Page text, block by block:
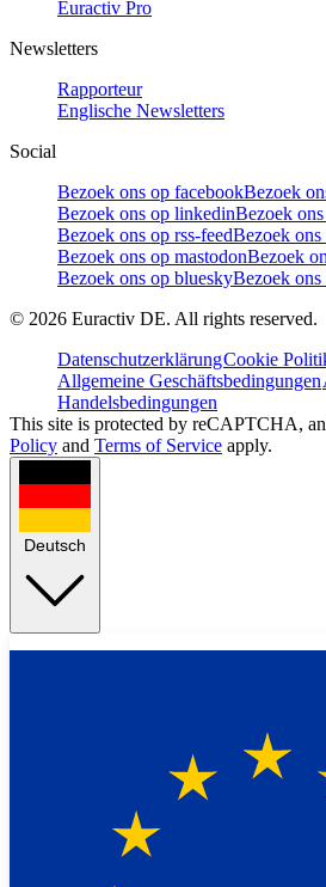
Euractiv Pro
Newsletters
Rapporteur
Englische Newsletters
Social
Bezoek ons op facebookBezoek
Bezoek ons op linkedinBezoek
Bezoek ons op rss-feedBezoek ons
Bezoek ons op mastodonBezoek
Bezoek ons op blueskyBezoek ons
© 2026 Euractiv DE. All rights reserved.
DatenschutzerklärungCookie
Allgemeine Geschäftsbedingungen
Handelsbedingungen
This site is protected by reCAPTCHA,
Policy and Terms of Service apply.
Deutsch